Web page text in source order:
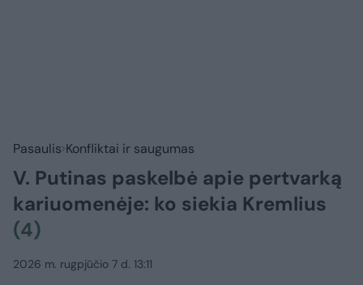
Pasaulis Konfliktai ir saugumas
V. Putinas paskelbė apie pertvarką
kariuomenėje: ko siekia Kremlius
(4)
2026 m. rugpjūčio 7 d. 13:11